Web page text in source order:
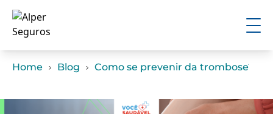
Home Blog Como se prevenir da trombose?